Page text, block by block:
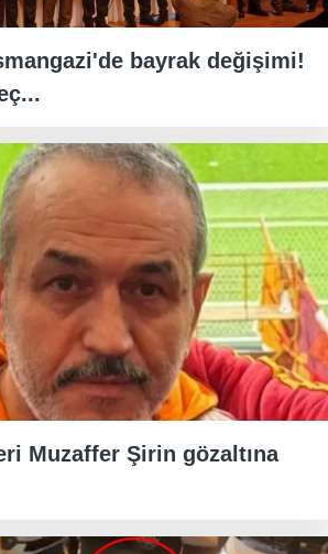
bayrak değişimi!
Muzaffer Şirin gözaltına